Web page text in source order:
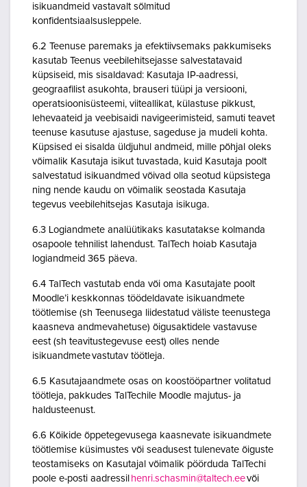
isikuandmeid vastavalt sõlmitud
konfidentsiaalsusleppele.
6.2 Teenuse paremaks ja efektiivsemaks pakkumiseks
kasutab Teenus veebilehitsejasse salvestatavaid
küpsiseid, mis sisaldavad: Kasutaja IP-aadressi,
geograafilist asukohta, brauseri tüüpi ja versiooni,
operatsioonisüsteemi, viiteallikat, külastuse pikkust,
lehevaateid ja veebisaidi navigeerimisteid, samuti teavet
teenuse kasutuse ajastuse, sageduse ja mudeli kohta.
Küpsised ei sisalda üldjuhul andmeid, mille põhjal oleks
võimalik Kasutaja isikut tuvastada, kuid Kasutaja poolt
salvestatud isikuandmed võivad olla seotud küpsistega
ning nende kaudu on võimalik seostada Kasutaja
tegevus veebilehitsejas Kasutaja isikuga.
6.3 Logiandmete analüütikaks kasutatakse kolmanda
osapoole tehnilist lahendust. TalTech hoiab Kasutaja
logiandmeid 365 päeva.
6.4 TalTech vastutab enda või oma Kasutajate poolt
Moodle’i keskkonnas töödeldavate isikuandmete
töötlemise (sh Teenusega liidestatud väliste teenustega
kaasneva andmevahetuse) õigusaktidele vastavuse
eest (sh teavitustegevuse eest) olles nende
isikuandmete vastutav töötleja.
6.5 Kasutajaandmete osas on koostööpartner volitatud
töötleja, pakkudes TalTechile Moodle majutus- ja
haldusteenust.
6.6 Kõikide õppetegevusega kaasnevate isikuandmete
töötlemise küsimustes või seadusest tulenevate õiguste
teostamiseks on Kasutajal võimalik pöörduda TalTechi
poole e-posti aadressil henri.schasmin@taltech.eevõi